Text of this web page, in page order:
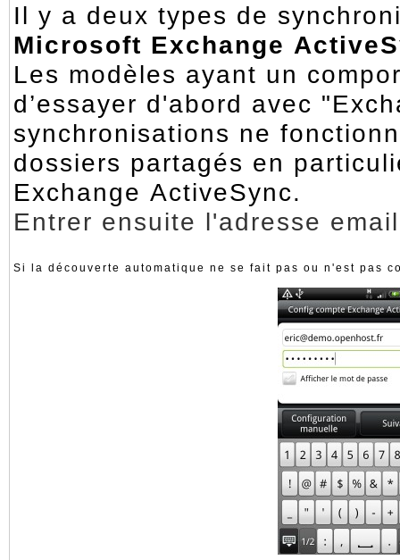
Il y a deux types de
Microsoft Exchange
Les modèles ayant un
d’essayer d'abord avec
synchronisations ne
dossiers partagés en
Exchange ActiveSync.
Entrer ensuite l'adresse
Si la découverte automatique ne se fait pas ou n'est pas